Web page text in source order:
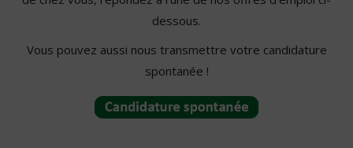
dessous.
Vous pouvez aussi nous transmettre votre candidature
spontanée !